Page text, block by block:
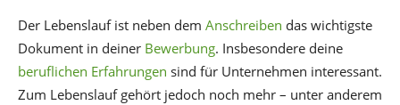
Der Lebenslauf ist neben dem Anschreiben das wichtigste
Dokument in deiner Bewerbung. Insbesondere deine
beruflichen Erfahrungen sind für Unternehmen interessant.
Zum Lebenslauf gehört jedoch noch mehr – unter anderem